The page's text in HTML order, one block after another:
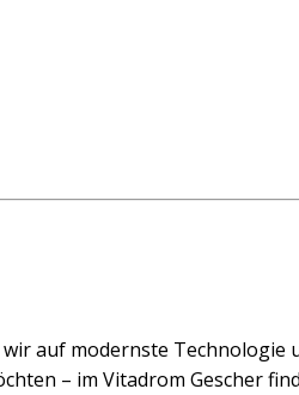
auf modernste Technologie
– im Vitadrom Gescher